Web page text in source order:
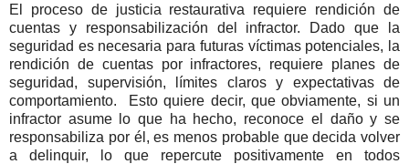
El proceso de justicia restaurativa requiere rendición de
cuentas y responsabilización del infractor. Dado que la
seguridad es necesaria para futuras víctimas potenciales, la
rendición de cuentas por infractores, requiere planes de
seguridad, supervisión, límites claros y expectativas de
comportamiento. Esto quiere decir, que obviamente, si un
infractor asume lo que ha hecho, reconoce el daño y se
responsabiliza por él, es menos probable que decida volver
a delinquir, lo que repercute positivamente en todos